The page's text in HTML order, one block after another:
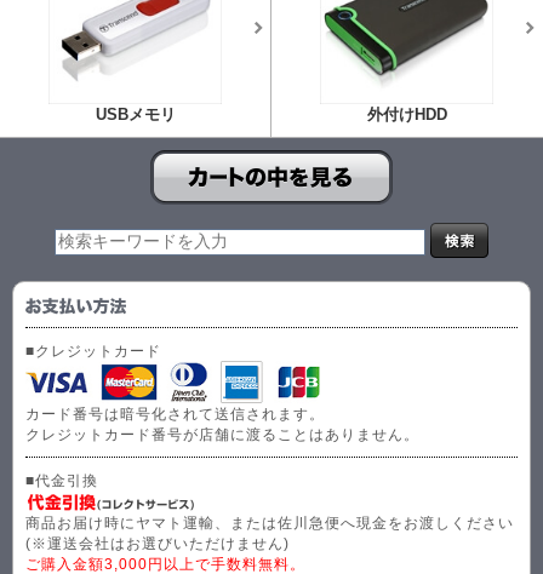
USBメモリ 外付けHDD
■クレジットカード
カード番号は暗号化されて送信されます。
クレジットカード番号が店舗に渡ることはありません。
■代金引換
商品お届け時にヤマト運輸、または佐川急便へ現金をお渡しください
(※運送会社はお選びいただけません)
ご購入金額3,000円以上で手数料無料。